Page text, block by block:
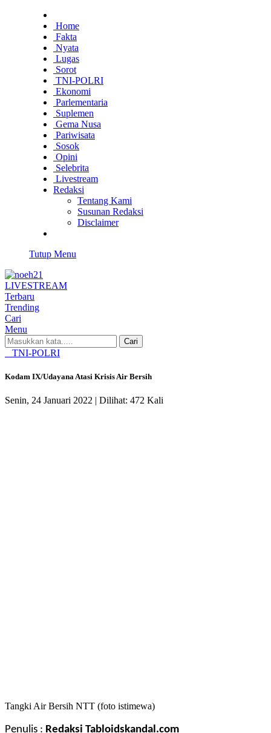
Home
Fakta
Nyata
Lugas
Sorot
TNI-POLRI
Ekonomi
Parlementaria
Suplemen
Gema Nusa
Pariwisata
Sosok
Opini
Selebrita
Livestream
Redaksi
Tentang Kami
Susunan Redaksi
Disclaimer
Tutup Menu
LIVESTREAM
Terbaru
Trending
Cari
Menu
Cari
TNI-POLRI
Kodam IX/Udayana Atasi Krisis Air Bersih
Senin, 24 Januari 2022 | Dilihat: 472 Kali
Tangki Air Bersih NTT (foto istimewa)
Penulis : Redaksi Tabloidskandal.com